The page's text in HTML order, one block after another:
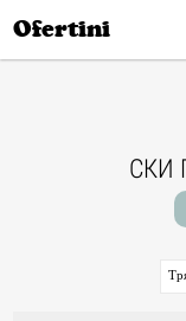
Ofertini
СКИ